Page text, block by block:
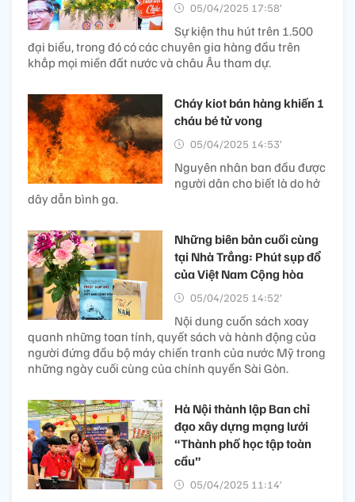
05/04/2025 17:58’
Sự kiện thu hút trên 1.500
đại biểu, trong đó có các chuyên gia hàng đầu trên
khắp mọi miền đất nước và châu Âu tham dự.
Cháy kiot bán hàng khiến 1
cháu bé tử vong
05/04/2025 14:53’
Nguyên nhân ban đầu được
người dân cho biết là do hở
dây dẫn bình ga.
Những biên bản cuối cùng
tại Nhà Trắng: Phút sụp đổ
của Việt Nam Cộng hòa
05/04/2025 14:52’
Nội dung cuốn sách xoay
quanh những toan tính, quyết sách và hành động của
người đứng đầu bộ máy chiến tranh của nước Mỹ trong
những ngày cuối cùng của chính quyền Sài Gòn.
Hà Nội thành lập Ban chỉ
đạo xây dựng mạng lưới
“Thành phố học tập toàn
cầu”
05/04/2025 11:14’